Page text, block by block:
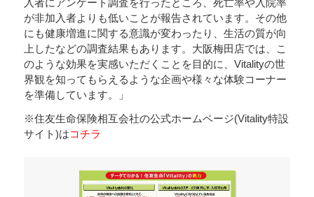
入者にアンケート調査を行ったところ、死亡率や入院率
が非加入者よりも低いことが報告されています。その他
にも健康増進に関する意識が変わったり、生活の質が向
上したなどの調査結果もあります。大阪梅田店では、こ
のような効果を実感いただくことを目的に、Vitalityの世
界観を知ってもらえるような企画や様々な体験コーナー
を準備しています。」
※住友生命保険相互会社の公式ホームページ(Vitality特設
サイト)はコチラ